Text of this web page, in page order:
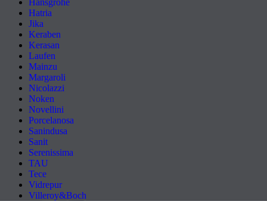
Hansgrohe
Hatria
Jika
Keraben
Kerasan
Laufen
Mainzu
Margaroli
Nicolazzi
Noken
Novellini
Porcelanosa
Sanindusa
Sanit
Serenissima
TAU
Tece
Vidrepur
Villeroy&Boch